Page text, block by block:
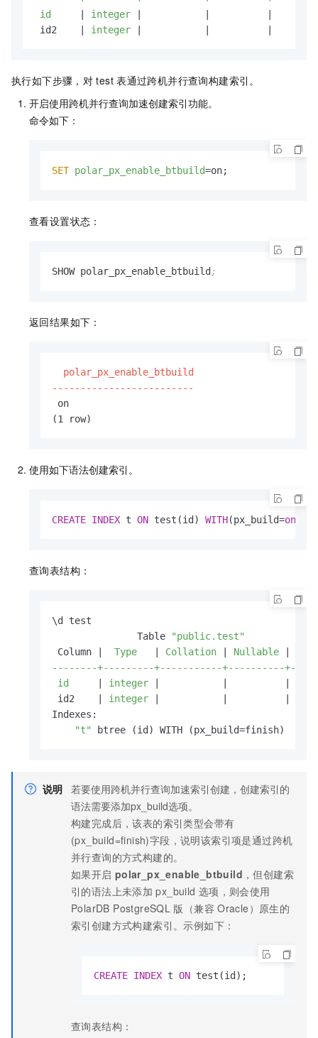
id
integer
id2    |
integer
执行如下步骤，对 test 表通过跨机并行查询构建索引。
开启使用跨机并行查询加速创建索引功能。
命令如下：
SET polar_px_enable_btbuild=on;
查看设置状态：
SHOW polar_px_enable_btbuild ;
返回结果如下：
  polar_px_enable_btbuild
-------------------------
on
(1 row)
使用如下语法创建索引。
CREATE INDEX t ON test(id) WITH(px_build=on
查询表结构：
\d test
               Table
"public.test"
Column |
  Type
Collation Nullable
--------+---------+-----------+----------
id
integer
id2    |
integer
Indexes:
"t"
btree (id) WITH (px_build=finish)
说明 若要使用跨机并行查询加速索引创建，创建索引的
语法需要添加px_build选项。
构建完成后，该表的索引类型会带有
(px_build=finish)字段，说明该索引项是通过跨机
并行查询的方式构建的。
如果开启 polar_px_enable_btbuild ，但创建索
引的语法上未添加 px_build 选项，则会使用
PolarDB PostgreSQL 版（兼容 Oracle） 原生的
索引创建方式构建索引。示例如下：
CREATE INDEX t ON test(id);
查询表结构：